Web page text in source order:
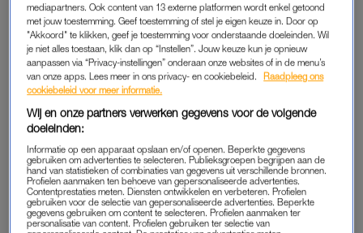
1 OP DE 3 NEDERLANDERS
In 2019 gaf 1 op de 3 Nederlanders van 16 jaar en ouder
mantelzorg. Dit zijn ongeveer 5 miljoen (!) mensen. Je spreekt
van mantelzorg als het gaat om zorg in een periode van
minimaal 3 maanden, of als het gaat om minimaal acht uur
zorg per week. Zo’n 830.000 mantelzorgers geven zowel
langdurig (dus langer dan die 3 maanden) als intensief (meer
dan 8 uur per week) zorg. Iets meer dan 9% geeft aan zich
‘zwaar belast’ te voelen, en 1 op de 4 werknemers combineert
betaald werk met mantelzorg.
mediapartners. Ook content van 13 externe platformen wordt enkel getoond
met jouw toestemming. Geef toestemming of stel je eigen keuze in. Door op
"Akkoord" te klikken, geef je toestemming voor onderstaande doeleinden. Wil
je niet alles toestaan, klik dan op “Instellen”. Jouw keuze kun je opnieuw
aanpassen via “Privacy-instellingen” onderaan onze websites of in de menu’s
van onze apps. Lees meer in ons privacy- en cookiebeleid.
Raadpleeg ons
cookiebeleid voor meer informatie.
Wij en onze partners verwerken gegevens voor de volgende
doeleinden:
Informatie op een apparaat opslaan en/of openen. Beperkte gegevens
gebruiken om advertenties te selecteren. Publieksgroepen begrijpen aan de
hand van statistieken of combinaties van gegevens uit verschillende bronnen.
Profielen aanmaken ten behoeve van gepersonaliseerde advertenties.
Contentprestaties meten. Diensten ontwikkelen en verbeteren. Profielen
gebruiken voor de selectie van gepersonaliseerde advertenties. Beperkte
gegevens gebruiken om content te selecteren. Profielen aanmaken ter
personalisatie van content. Profielen gebruiken ter selectie van